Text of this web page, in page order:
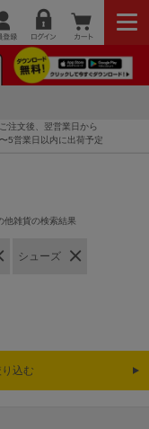
ご注文後、翌営業日から
5営業日以内に出荷予定
他雑貨の検索結果
シューズ
込む